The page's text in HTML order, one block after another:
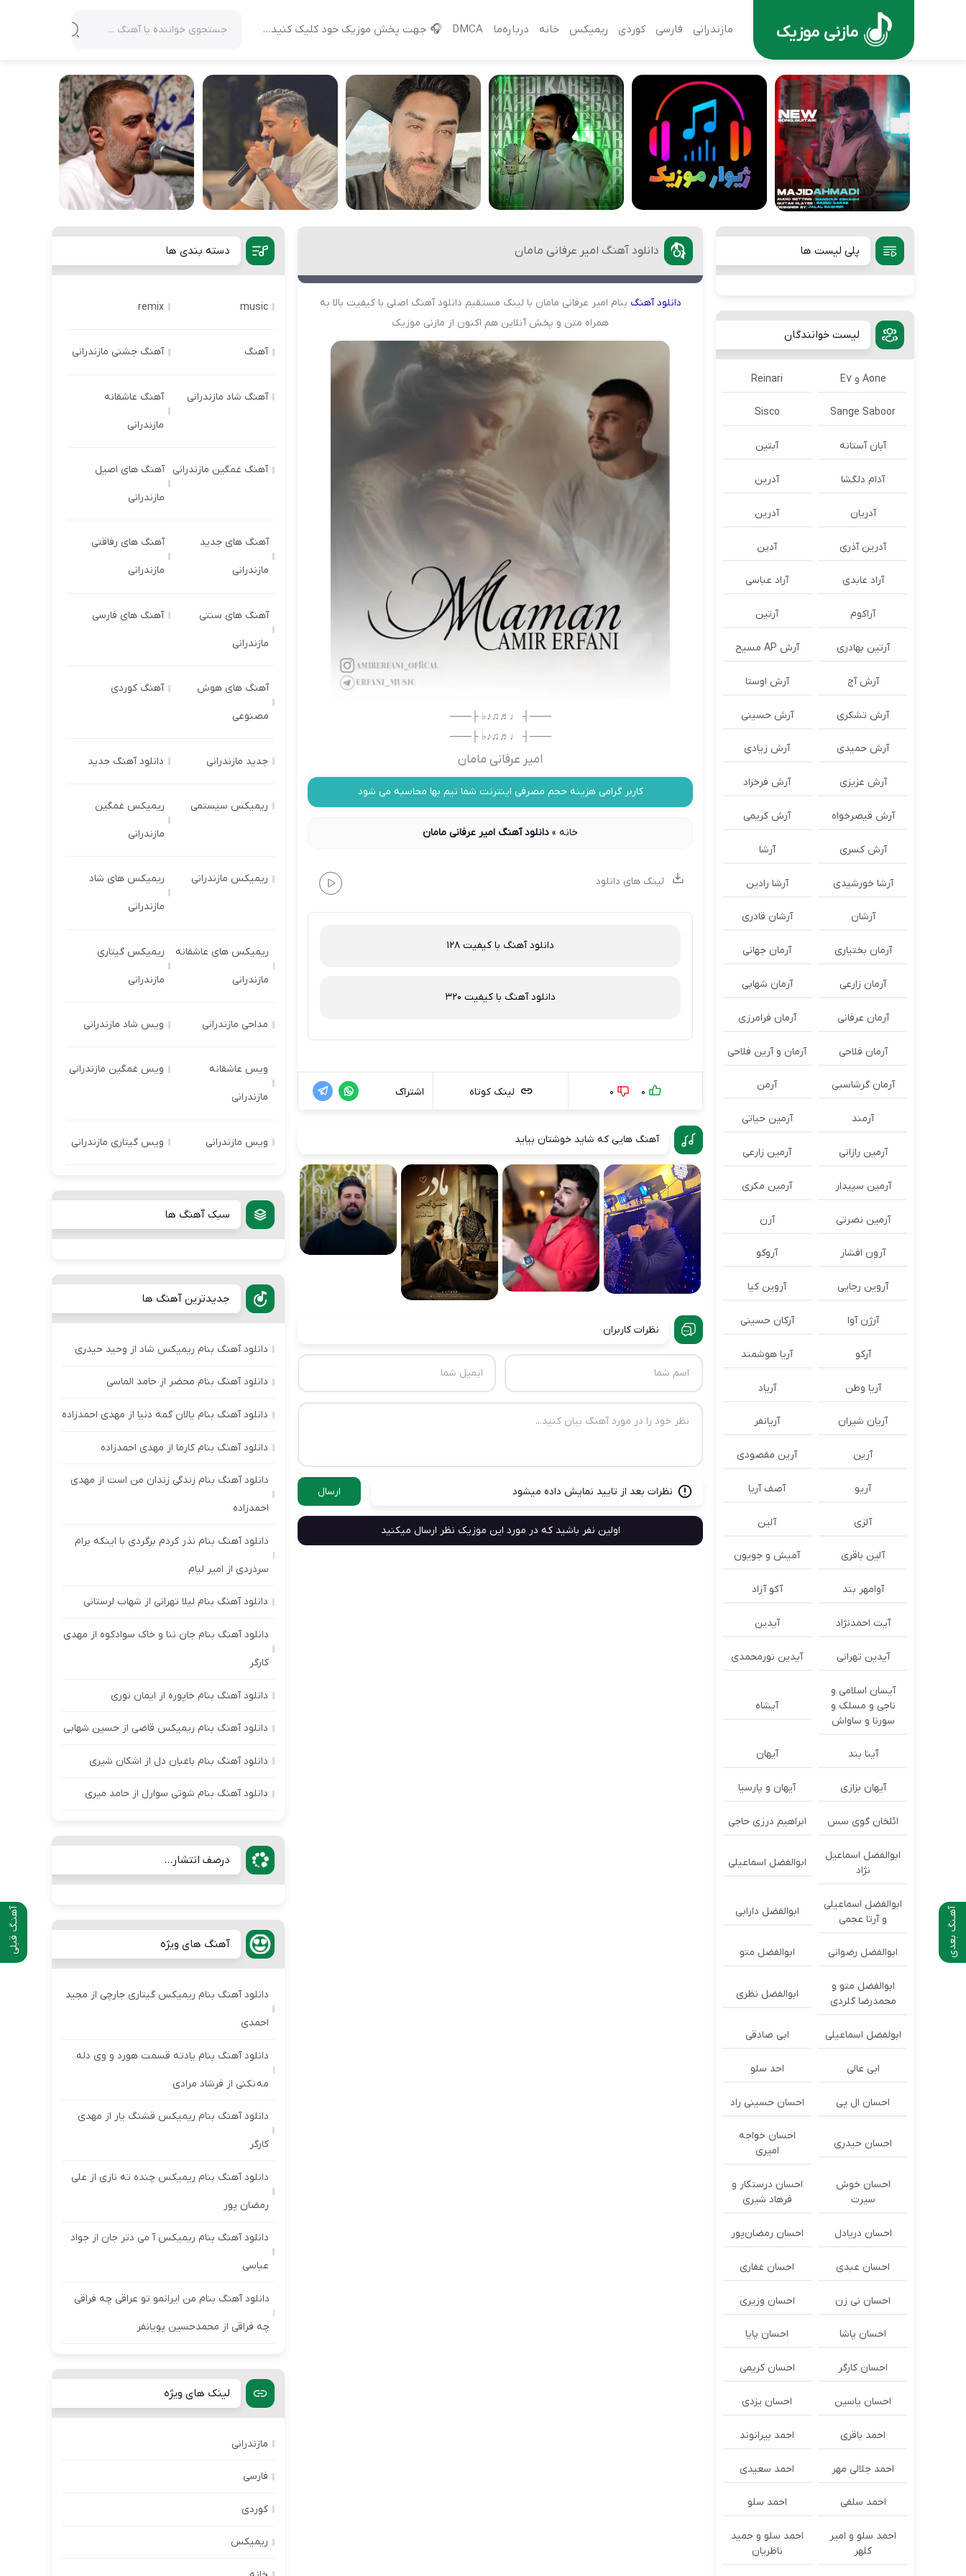
مازنی موزیک مازندرانی فارسی کوردی ریمیکس خانه درباره‌‌ما DMCA 🎧 جهت پخش موزیک خود کلیک کنید…
آهنـگ قبلی آهـنگ بعدی
دانلود آهنگ امیر عرفانی مامان
دانلودآهنگ بنام امیر عرفانی مامان با لینک مستقیم دانلود آهنگ اصلی با کیفیت بالا به
همراه متن و پخش آنلاین هم اکنون از مازنی موزیک
───┤ ♩♬♫♪♭ ├───
───┤ ♩♬♫♪♭ ├───
امیر عرفانی مامان
کاربر گرامی هزینه حجم مصرفی اینترنت شما نیم بها محاسبه می شود
خانه » دانلود آهنگ امیر عرفانی مامان
لینک های دانلود
دانلود آهنگ با کیفیت 128
دانلود آهنگ با کیفیت 320
0
0 لینک کوتاه اشتراک
آهنگ هایی که شاید خوشتان بیاید
نظرات کاربران
نظرات بعد از تایید نمایش داده میشود ارسال
اولین نفر باشید که در مورد این موزیک نظر ارسال میکنید
پلی لیست ها
لیست خوانندگان
Aone و E7 Reinari
Sange Saboor
Sisco
آبان آستانه آبتین
آدام دلگشا آدرين
آدریان آدرین
آدرین آذری آدین
آراد عابدی آراد عباسی
آراکوم آرتین
آرتین بهادری آرش AP مسیح
آرش آج آرش اوستا
آرش تشکری آرش حسینی
آرش حمیدی آرش زیادی
آرش عزیزی آرش فرخزاد
آرش قیصرخواه آرش کریمی
آرش کسری آرشا
آرشا خورشیدی آرشا رادین
آرشان آرشان قادری
آرمان بختیاری آرمان جهانی
آرمان زارعی آرمان شهابی
آرمان عرفانی آرمان فرامرزی
آرمان فلاحی آرمان و آرین فلاحی
آرمان گرشاسبی آرمن
آرمند آرمین حیاتی
آرمین رازانی آرمین زارعی
آرمین سپیدار آرمین مکری
آرمین نصرتی آرن
آرون افشار آروکو
آروین رجایی آروین کیا
آرژن آوا آرکان حسینی
آرکو آریا هوشمند
آریا وطن آریاد
آریان شیران آریانفر
آرین آرین مقصودی
آریو آصف آریا
آلزی آلین
آلین باقری آمیش و جویون
آوامهر بند آکو آزاد
آیت احمدنژاد آیدین
آیدین تهرانی آیدین نورمحمدی
آیسان اسلامی و
ناجی و مسلک و
سورنا و ساواش
آیشاه
آینا بند آیهان
آیهان بزازی آیهان و پارسیا
ائلخان گوی سس ابراهیم درزی حاجی
ابوالفضل اسماعیل
نژاد
ابوالفضل اسماعیلی
ابوالفضل اسماعیلی
و آرتا عجمی
ابوالفضل دارابی
ابوالفضل رضوانی ابوالفضل متو
ابوالفضل متو و
محمدرضا گلردی
ابوالفضل نظری
ابولفضل اسماعیلی ابی صادقی
ابی عالی احد سلو
احسان ال پی احسان حسینی راد
احسان حیدری
احسان خواجه
امیری
احسان خوش
سیرت
احسان درستكار و
فرهاد شيرى
احسان دریادل احسان رمضان‌پور
احسان عبدی احسان غفاری
احسان نی زن احسان وزیری
احسان پاشا احسان پایا
احسان کارگر احسان کریمی
احسان یاسین احسان یزدی
احمد باقری احمد بیرانوند
احمد جلالی مهر احمد سعیدی
احمد سلفی احمد سلو
احمد سلو و امیر
کلهر
احمد سلو و حمید
ناظریان
دسته بندی ها
music
remix
آهنگ آهنگ جشنی مازندرانی
آهنگ شاد مازندرانی آهنگ عاشقانه
مازندرانی
آهنگ غمگین مازندرانی آهنگ های اصیل
مازندرانی
آهنگ های جدید
مازندرانی
آهنگ های رفاقتی
مازندرانی
آهنگ های سنتی
مازندرانی
آهنگ های فارسی
آهنگ های هوش
مصنوعی
آهنگ کوردی
جدید مازندرانی دانلود آهنگ جدید
ریمیکس سیستمی ریمیکس غمگین
مازندرانی
ریمیکس مازندرانی ریمیکس های شاد
مازندرانی
ریمیکس های عاشقانه
مازندرانی
ریمیکس گیتاری
مازندرانی
مداحی مازندرانی ویس شاد مازندرانی
ویس عاشقانه
مازندرانی
ویس غمگین مازندرانی
ویس مازندرانی ویس گیتاری مازندرانی
سبک آهنگ ها
جدیدترین آهنگ ها
دانلود آهنگ بنام ریمیکس شاد از وحید حیدری
دانلود آهنگ بنام محضر از حامد الماسی
دانلود آهنگ بنام یالان گمه دنیا از مهدی احمدزاده
دانلود آهنگ بنام کارما از مهدی احمدزاده
دانلود آهنگ بنام زندگی زندان من است از مهدی
احمدزاده
دانلود آهنگ بنام نذر کردم برگردی با اینکه برام
سردردی از امیر لیام
دانلود آهنگ بنام لیلا تهرانی از شهاب لرستانی
دانلود آهنگ بنام جان ننا و خاک سوادکوه از مهدی
کارگر
دانلود آهنگ بنام خاپوره از ایمان نوری
دانلود آهنگ بنام ریمیکس قاضی از حسین شهابی
دانلود آهنگ بنام باغبان دل از اشکان شیری
دانلود آهنگ بنام شوتی سوارل از حامد میری
درصف انتشار...
آهنگ های ویژه
دانلود آهنگ بنام ریمیکس گیتاری جارچی از مجید
احمدی
دانلود آهنگ بنام یادته قسمت هورد و وی دله
مه نکنی از فرشاد مرادی
دانلود آهنگ بنام ریمیکس قشنگ یار از مهدی
کارگر
دانلود آهنگ بنام ریمیکس چنده ته نازی از علی
رمضان پور
دانلود آهنگ بنام ریمیکس آ می دتر جان از جواد
عباسی
دانلود آهنگ بنام من ایرانمو تو عراقی چه فراقی
چه فراقی از محمدحسین پویانفر
لینک های ویژه
مازندرانی
فارسی
کوردی
ریمیکس